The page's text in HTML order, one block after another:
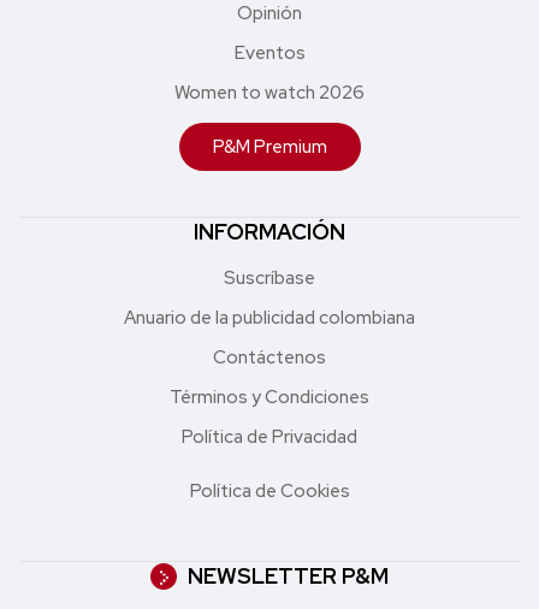
Opinión
Eventos
Women to watch 2026
P&M Premium
INFORMACIÓN
Suscríbase
Anuario de la publicidad colombiana
Contáctenos
Términos y Condiciones
Política de Privacidad
Política de Cookies
NEWSLETTER P&M